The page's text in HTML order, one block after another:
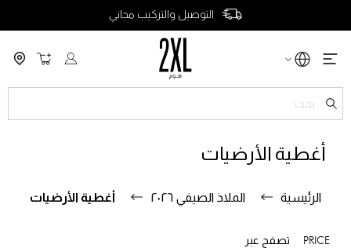
التوصيل والتركيب مجاني
سلة
أغطية الأرضيات
الرئيسية الملاذ الصيفي ٢٠٢٦ أغطية الأرضيات
PRICE تصفح عبر